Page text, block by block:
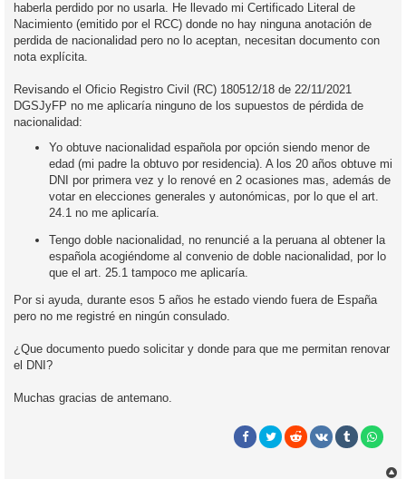
haberla perdido por no usarla. He llevado mi Certificado Literal de
Nacimiento (emitido por el RCC) donde no hay ninguna anotación de
perdida de nacionalidad pero no lo aceptan, necesitan documento con
nota explícita.
Revisando el Oficio Registro Civil (RC) 180512/18 de 22/11/2021
DGSJyFP no me aplicaría ninguno de los supuestos de pérdida de
nacionalidad:
Yo obtuve nacionalidad española por opción siendo menor de
edad (mi padre la obtuvo por residencia). A los 20 años obtuve mi
DNI por primera vez y lo renové en 2 ocasiones mas, además de
votar en elecciones generales y autonómicas, por lo que el art.
24.1 no me aplicaría.
Tengo doble nacionalidad, no renuncié a la peruana al obtener la
española acogiéndome al convenio de doble nacionalidad, por lo
que el art. 25.1 tampoco me aplicaría.
Por si ayuda, durante esos 5 años he estado viendo fuera de España
pero no me registré en ningún consulado.
¿Que documento puedo solicitar y donde para que me permitan renovar
el DNI?
Muchas gracias de antemano.